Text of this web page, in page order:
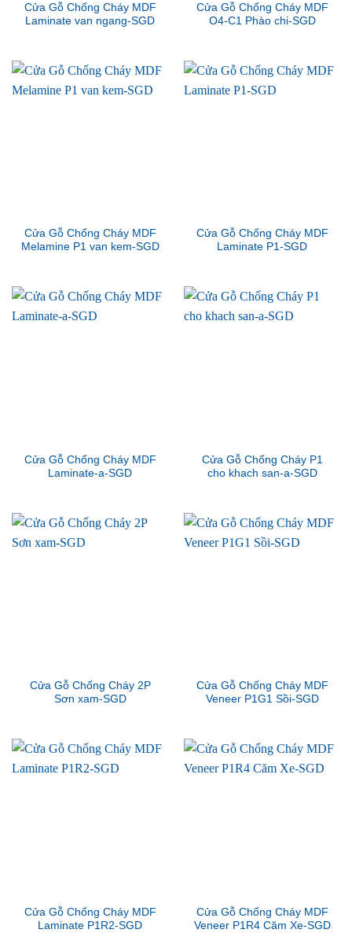
Cửa Gỗ Chống Cháy MDF
Laminate van ngang-SGD
Cửa Gỗ Chống Cháy MDF
O4-C1 Phào chi-SGD
Cửa Gỗ Chống Cháy MDF
Melamine P1 van kem-SGD
Cửa Gỗ Chống Cháy MDF
Laminate P1-SGD
Cửa Gỗ Chống Cháy MDF
Laminate-a-SGD
Cửa Gỗ Chống Cháy P1
cho khach san-a-SGD
Cửa Gỗ Chống Cháy 2P
Sơn xam-SGD
Cửa Gỗ Chống Cháy MDF
Veneer P1G1 Sồi-SGD
Cửa Gỗ Chống Cháy MDF
Laminate P1R2-SGD
Cửa Gỗ Chống Cháy MDF
Veneer P1R4 Căm Xe-SGD